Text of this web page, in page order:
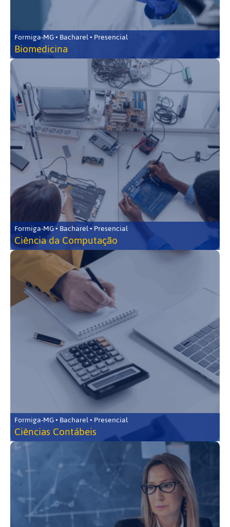
Formiga-MG • Bacharel • Presencial
Biomedicina
Formiga-MG • Bacharel • Presencial
Ciência da Computação
Formiga-MG • Bacharel • Presencial
Ciências Contábeis